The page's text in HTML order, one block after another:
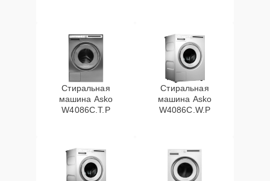
Стиральная
машина Asko
W4086C.T.P
Стиральная
машина Asko
W4086C.W.P